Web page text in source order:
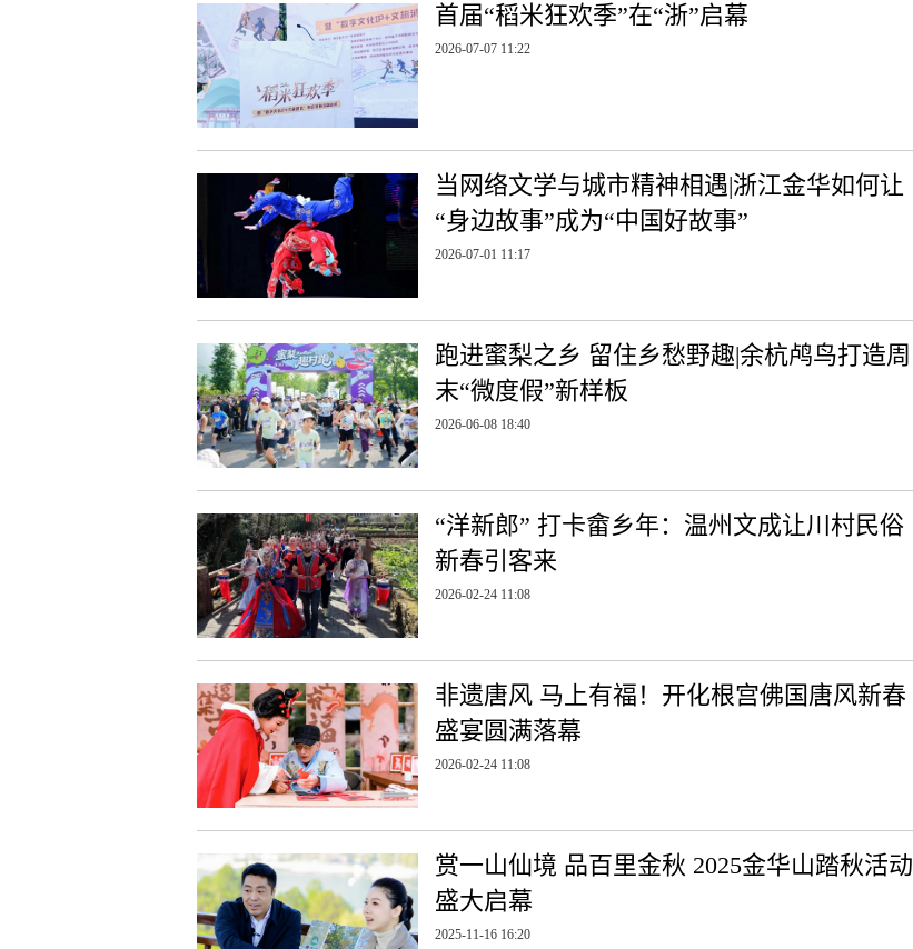
首届“稻米狂欢季”在“浙”启幕
2026-07-07 11:22
当网络文学与城市精神相遇|浙江金华如何让
“身边故事”成为“中国好故事”
2026-07-01 11:17
跑进蜜梨之乡 留住乡愁野趣|余杭鸬鸟打造周
末“微度假”新样板
2026-06-08 18:40
“洋新郎” 打卡畲乡年：温州文成让川村民俗
新春引客来
2026-02-24 11:08
非遗唐风 马上有福！开化根宫佛国唐风新春
盛宴圆满落幕
2026-02-24 11:08
赏一山仙境 品百里金秋 2025金华山踏秋活动
盛大启幕
2025-11-16 16:20